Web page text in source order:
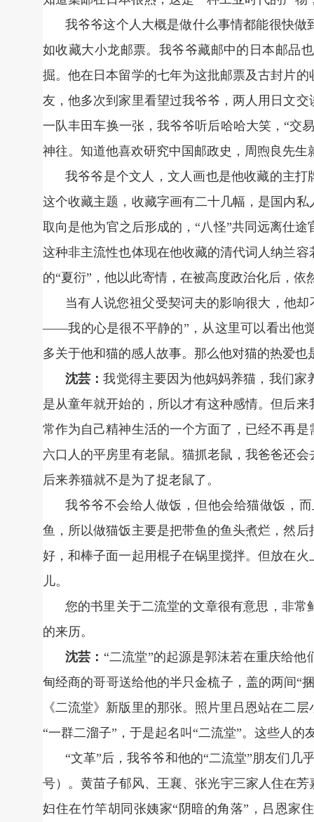
我爷爷这个人大概是做什么事情都能很快
如收藏大小龙邮票。我爷爷藏邮中的日本邮品
掘。他在日本留学的七年为这批邮票及古封片
友，他多次到家里看望过我爷爷，两人用日文
一队丰田车换一张，我爷爷听后哈哈大笑，“交
神往。知道他喜欢研究中国邮政史，周煦良先
我爷爷是个文人，文人画也是他收藏的主
这个收藏主题，收藏字画有二十几幅，是国内
取向是他为官之后形成的，“八怪”共同远离仕
这种非主流性也体现在他收藏的清代词人纳兰
的“夏衍”，他以此寄情，在被高度政治化后，依
当有人说您祖父受契诃夫的影响很大，他
——我的心是很不平静的”，从这里可以看出他
多关于他和猫的感人故事。那么他对猫的热爱也
沈芸：我觉得主要因为他妈妈养猫，我们
是从童年就开始的，所以才有这种感情。但后
常作为自己精神生活的一个方面了，已经不再
六口人的平房里有老鼠。猫抓老鼠，我爸爸还
后来养猫就不是为了捉老鼠了。
我爷爷不会给人做饭，但他会给猫做饭，
鱼，所以做猫饭主要是把带鱼的鱼头煮烂，然
好，和棒子面一起用棍子在锅里搅拌。但放在
儿。
您的书里关于二流堂的文章很有意思，非
的来历。
沈芸： “二流堂”的起源是郭沫若在重庆给
甸经商的哥哥送给他的半只金梳子，盖的两间“
《二流堂》新版里的那张。照片里吕恩站在二
“一群二溜子”，于是起名叫“二流堂”。这些人
“文革”后，我爷爷和他的“二流堂”朋友们几
号）。黄苗子郁风、王襄、张光宇三家人住在
妇住在竹竿胡同张姨家“阴暗的角落”，吕恩家